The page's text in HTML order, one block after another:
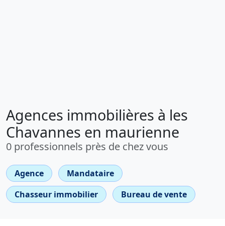
Agences immobilières à les
Chavannes en maurienne
0 professionnels près de chez vous
Agence
Mandataire
Chasseur immobilier
Bureau de vente